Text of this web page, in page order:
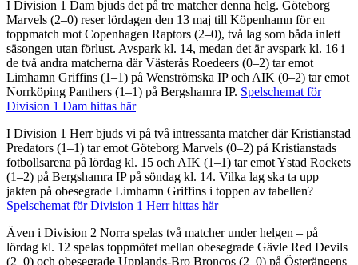
I Division 1 Dam bjuds det på tre matcher denna helg. Göteborg
Marvels (2–0) reser lördagen den 13 maj till Köpenhamn för en
toppmatch mot Copenhagen Raptors (2–0), två lag som båda inlett
säsongen utan förlust. Avspark kl. 14, medan det är avspark kl. 16 i
de två andra matcherna där Västerås Roedeers (0–2) tar emot
Limhamn Griffins (1–1) på Wenströmska IP och AIK (0–2) tar emot
Norrköping Panthers (1–1) på Bergshamra IP. Spelschemat för
Division 1 Dam hittas här
I Division 1 Herr bjuds vi på två intressanta matcher där Kristianstad
Predators (1–1) tar emot Göteborg Marvels (0–2) på Kristianstads
fotbollsarena på lördag kl. 15 och AIK (1–1) tar emot Ystad Rockets
(1–2) på Bergshamra IP på söndag kl. 14. Vilka lag ska ta upp
jakten på obesegrade Limhamn Griffins i toppen av tabellen?
Spelschemat för Division 1 Herr hittas här
Även i Division 2 Norra spelas två matcher under helgen – på
lördag kl. 12 spelas toppmötet mellan obesegrade Gävle Red Devils
(2–0) och obesegrade Upplands-Bro Broncos (2–0) på Österängens